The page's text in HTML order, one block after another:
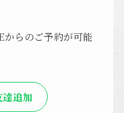
らのご予約が可能
追加